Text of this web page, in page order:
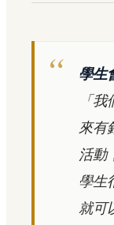
學生
「
來有
活動
學生
就可